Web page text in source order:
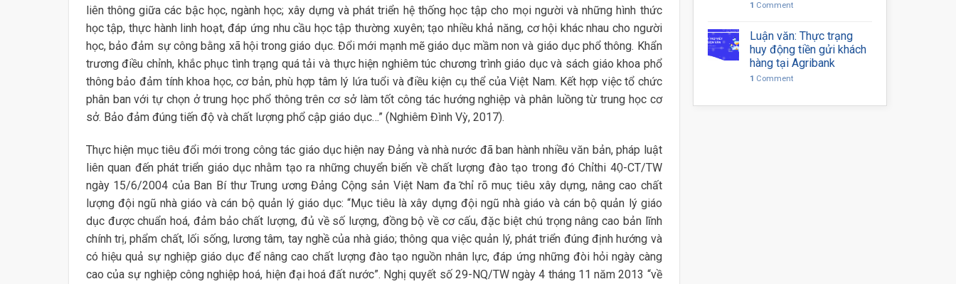
liên thông giữa các bậc học, ngành học; xây dựng và phát triển hệ thống học tập cho mọi người và những hình thức
học tập, thực hành linh hoạt, đáp ứng nhu cầu học tập thường xuyên; tạo nhiều khả năng, cơ hội khác nhau cho người
học, bảo đảm sự công bằng xã hội trong giáo dục. Đổi mới mạnh mẽ giáo dục mầm non và giáo dục phổ thông. Khẩn
trương điều chỉnh, khắc phục tình trạng quá tải và thực hiện nghiêm túc chương trình giáo dục và sách giáo khoa phổ
thông bảo đảm tính khoa học, cơ bản, phù hợp tâm lý lứa tuổi và điều kiện cụ thể của Việt Nam. Kết hợp việc tổ chức
phân ban với tự chọn ở trung học phổ thông trên cơ sở làm tốt công tác hướng nghiệp và phân luồng từ trung học cơ
sở. Bảo đảm đúng tiến độ và chất lượng phổ cập giáo dục…” (Nghiêm Đình Vỳ, 2017).
Thực hiện mục tiêu đổi mới trong công tác giáo dục hiện nay Đảng và nhà nước đã ban hành nhiều văn bản, pháp luật
liên quan đến phát triển giáo dục nhằm tạo ra những chuyển biến về chất lượng đào tạo trong đó Chỉthi 40̣-CT/TW
ngày 15/6/2004 của Ban Bí thư Trung ương Đảng Cộng sản Việt Nam đa ̃chỉ rõ muc̣ tiêu xây dựng, nâng cao chất
lượng đội ngũ nhà giáo và cán bộ quản lý giáo dục: “Mục tiêu là xây dựng đội ngũ nhà giáo và cán bộ quản lý giáo
dục được chuẩn hoá, đảm bảo chất lượng, đủ về số lượng, đồng bộ về cơ cấu, đặc biệt chú trọng nâng cao bản lĩnh
chính trị, phẩm chất, lối sống, lương tâm, tay nghề của nhà giáo; thông qua việc quản lý, phát triển đúng định hướng và
có hiệu quả sự nghiệp giáo dục để nâng cao chất lượng đào tạo nguồn nhân lực, đáp ứng những đòi hỏi ngày càng
cao của sự nghiệp công nghiệp hoá, hiện đại hoá đất nước”. Nghị quyết số 29-NQ/TW ngày 4 tháng 11 năm 2013 “về
1 Comment
Luận văn: Thực trạng
huy động tiền gửi khách
hàng tại Agribank
1 Comment